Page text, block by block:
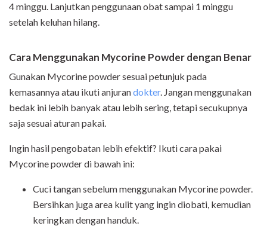
4 minggu. Lanjutkan penggunaan obat sampai 1 minggu
setelah keluhan hilang.
Cara Menggunakan Mycorine Powder dengan Benar
Gunakan Mycorine powder sesuai petunjuk pada
kemasannya atau ikuti anjurandokter. Jangan menggunakan
bedak ini lebih banyak atau lebih sering, tetapi secukupnya
saja sesuai aturan pakai.
Ingin hasil pengobatan lebih efektif? Ikuti cara pakai
Mycorine powder di bawah ini:
Cuci tangan sebelum menggunakan Mycorine powder.
Bersihkan juga area kulit yang ingin diobati, kemudian
keringkan dengan handuk.